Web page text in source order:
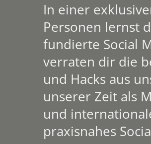
In einer
Personen lernst
fundierte Social
verraten dir die
und Hacks aus
unserer Zeit als
und
praxisnahes